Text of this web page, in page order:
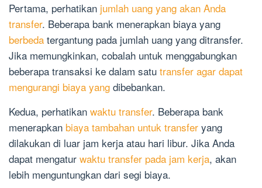
Pertama, perhatikan jumlah uang yang akan Anda
transfer. Beberapa bank menerapkan biaya yang
berbeda tergantung pada jumlah uang yang ditransfer.
Jika memungkinkan, cobalah untuk menggabungkan
beberapa transaksi ke dalam satu transfer agar dapat
mengurangi biaya yang dibebankan.
Kedua, perhatikan waktu transfer. Beberapa bank
menerapkan biaya tambahan untuk transfer yang
dilakukan di luar jam kerja atau hari libur. Jika Anda
dapat mengatur waktu transfer pada jam kerja, akan
lebih menguntungkan dari segi biaya.